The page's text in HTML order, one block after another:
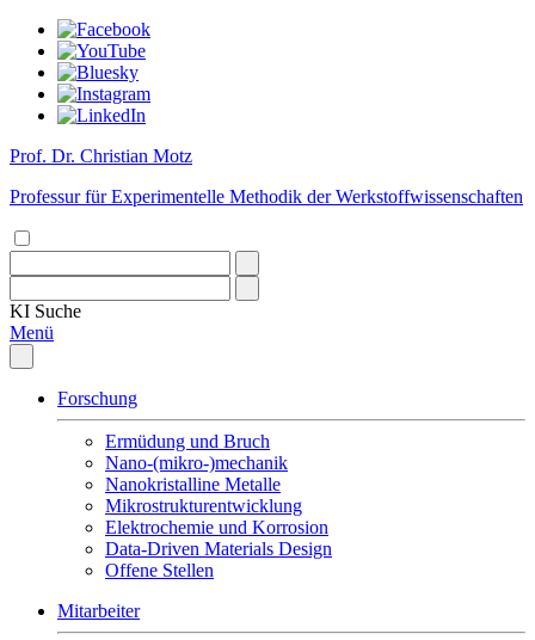
Prof. Dr. Christian Motz
Professur für Experimentelle Methodik der Werkstoffwissenschaften
KI Suche
Menü
Forschung
Ermüdung und Bruch
Nano-(mikro-)mechanik
Nanokristalline Metalle
Mikrostrukturentwicklung
Elektrochemie und Korrosion
Data-Driven Materials Design
Offene Stellen
Mitarbeiter